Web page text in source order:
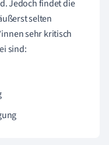
Jedoch findet die
selten
sehr kritisch
sind: